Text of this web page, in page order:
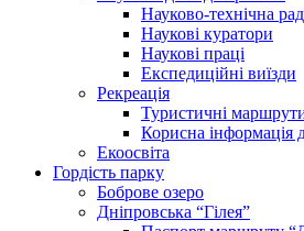
Науково-технічна
Наукові куратори
Наукові праці
Експедиційні виїзди
Рекреація
Туристичні
Корисна інформація
Екоосвіта
Гордість парку
Боброве озеро
Дніпровська “Гілея”